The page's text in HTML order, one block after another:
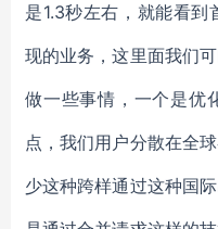
是1.3秒左右，就能看
现的业务，这里面我们
做一些事情，一个是优
点，我们用户分散在全
少这种跨样通过这种国